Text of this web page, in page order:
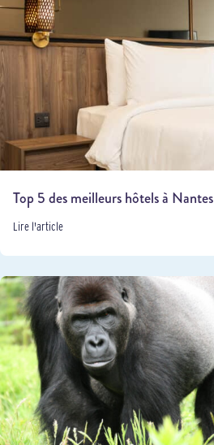
Top 5 des meilleurs hôtels à Nantes
Lire l'article